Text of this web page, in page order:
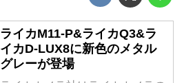
ライカM11-P&ライカQ3&ラ
イカD-LUX8に新色のメタル
グレーが登場